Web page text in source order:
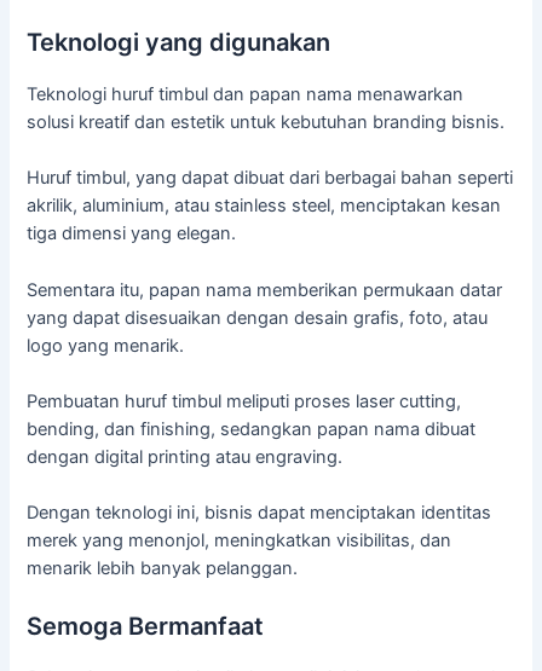
Teknologi yang digunakan
Teknologi huruf timbul dan papan nama menawarkan
solusi kreatif dan estetik untuk kebutuhan branding bisnis.
Huruf timbul, yang dapat dibuat dari berbagai bahan seperti
akrilik, aluminium, atau stainless steel, menciptakan kesan
tiga dimensi yang elegan.
Sementara itu, papan nama memberikan permukaan datar
yang dapat disesuaikan dengan desain grafis, foto, atau
logo yang menarik.
Pembuatan huruf timbul meliputi proses laser cutting,
bending, dan finishing, sedangkan papan nama dibuat
dengan digital printing atau engraving.
Dengan teknologi ini, bisnis dapat menciptakan identitas
merek yang menonjol, meningkatkan visibilitas, dan
menarik lebih banyak pelanggan.
Semoga Bermanfaat